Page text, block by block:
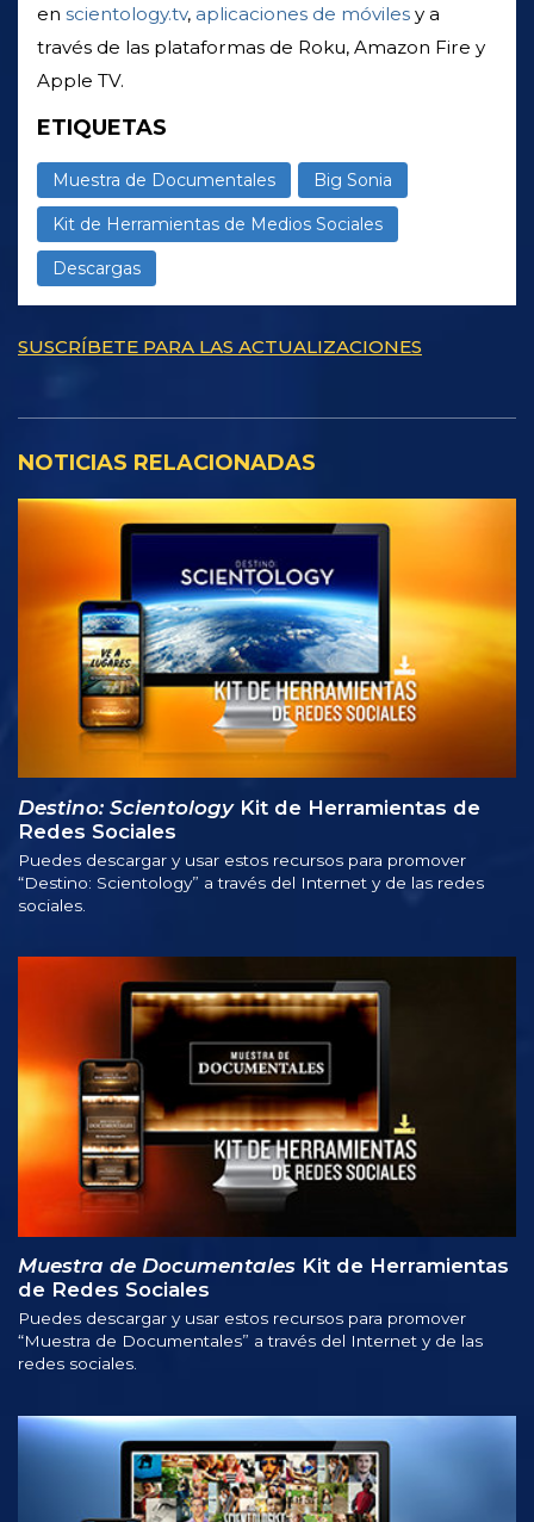
en scientology.tv, aplicaciones de móviles y a
través de las plataformas de Roku, Amazon Fire y
Apple TV.
ETIQUETAS
Muestra de Documentales Big Sonia
Kit de Herramientas de Medios Sociales
Descargas
SUSCRÍBETE PARA LAS ACTUALIZACIONES
NOTICIAS RELACIONADAS
Destino: ScientologyKit de Herramientas de
Redes Sociales
Puedes descargar y usar estos recursos para promover
“Destino: Scientology” a través del Internet y de las redes
sociales.
Muestra de Documentales Kit de Herramientas
de Redes Sociales
Puedes descargar y usar estos recursos para promover
“Muestra de Documentales” a través del Internet y de las
redes sociales.